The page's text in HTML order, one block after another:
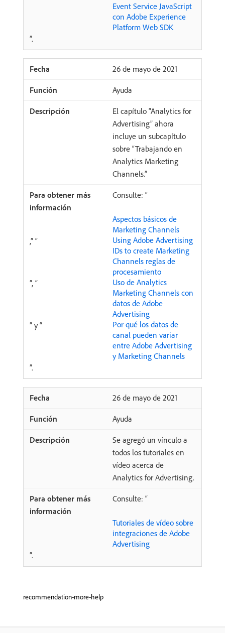
Event Service JavaScript
con Adobe Experience
Platform Web SDK
”.
26 de mayo de 2021
Ayuda
El capítulo “Analytics for
Advertising” ahora
incluye un subcapítulo
sobre “Trabajando en
Analytics Marketing
Channels.”
Consulte: “
Aspectos básicos de
Marketing Channels
,” “
Using Adobe Advertising
IDs to create Marketing
Channels reglas de
procesamiento
”, “
Uso de Analytics
Marketing Channels con
datos de Adobe
Advertising
” y “
Por qué los datos de
canal pueden variar
entre Adobe Advertising
y Marketing Channels
”.
26 de mayo de 2021
Ayuda
Se agregó un vínculo a
todos los tutoriales en
vídeo acerca de
Analytics for Advertising.
Consulte: “
Tutoriales de vídeo sobre
integraciones de Adobe
Advertising
”.
recommendation-more-help